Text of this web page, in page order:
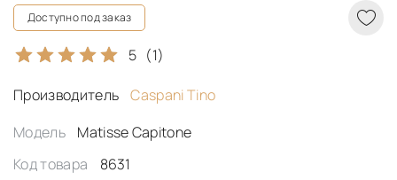
Доступно под заказ
5 (1)
Производитель
Caspani Tino
Модель
Matisse Capitone
Код товара
8631